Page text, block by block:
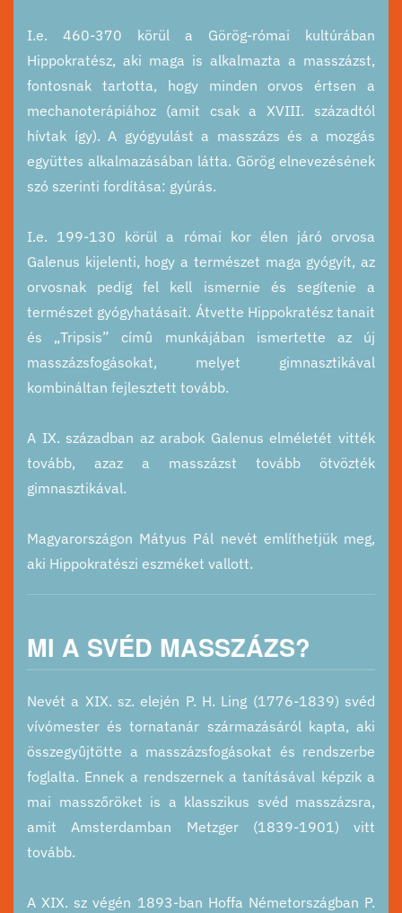
I.e. 460-370 körül a Görög-római kultúrában
Hippokratész, aki maga is alkalmazta a masszázst,
fontosnak tartotta, hogy minden orvos értsen a
mechanoterápiához (amit csak a XVIII. századtól
hívtak így). A gyógyulást a masszázs és a mozgás
együttes alkalmazásában látta. Görög elnevezésének
szó szerinti fordítása: gyúrás.
I.e. 199-130 körül a római kor élen járó orvosa
Galenus kijelenti, hogy a természet maga gyógyít, az
orvosnak pedig fel kell ismernie és segítenie a
természet gyógyhatásait. Átvette Hippokratész tanait
és „Tripsis” címû munkájában ismertette az új
masszázsfogásokat, melyet gimnasztikával
kombináltan fejlesztett tovább.
A IX. században az arabok Galenus elméletét vitték
tovább, azaz a masszázst tovább ötvözték
gimnasztikával.
Magyarországon Mátyus Pál nevét említhetjük meg,
aki Hippokratészi eszméket vallott.
MI A SVÉD MASSZÁZS?
Nevét a XIX. sz. elején P. H. Ling (1776-1839) svéd
vívómester és tornatanár származásáról kapta, aki
összegyûjtötte a masszázsfogásokat és rendszerbe
foglalta. Ennek a rendszernek a tanításával képzik a
mai masszőröket is a klasszikus svéd masszázsra,
amit Amsterdamban Metzger (1839-1901) vitt
tovább.
A XIX. sz végén 1893-ban Hoffa Németországban P.